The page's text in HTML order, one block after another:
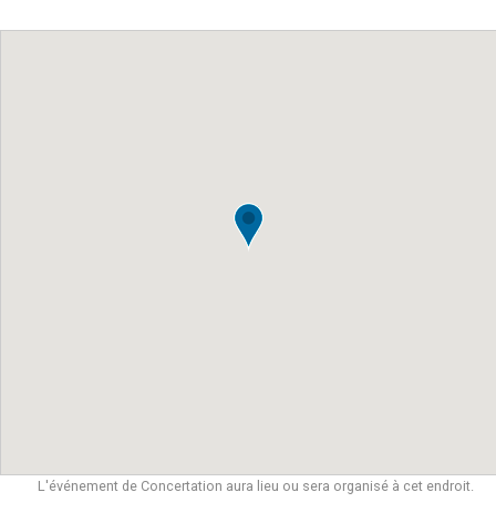
L'événement de Concertation aura lieu ou sera organisé à cet endroit.